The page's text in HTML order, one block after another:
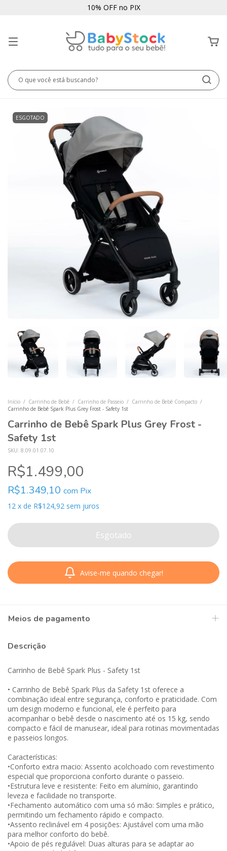
10% OFF no PIX
ESGOTADO
Início / Carrinho de Bebê / Carrinho de Passeio / Carrinho de Bebê Compacto /
Carrinho de Bebê Spark Plus Grey Frost - Safety 1st
Carrinho de Bebê Spark Plus Grey Frost -
Safety 1st
SKU: 8.09.01.07.10
R$1.499,00
R$1.349,10 com Pix
12 x de R$124,92 sem juros
Avise-me quando chegar!
Meios de pagamento
Descrição
Carrinho de Bebê Spark Plus - Safety 1st
• Carrinho de Bebê Spark Plus da Safety 1st oferece a
combinação ideal entre segurança, conforto e praticidade. Com
um design moderno e funcional, ele é perfeito para
acompanhar o bebê desde o nascimento até os 15 kg, sendo
compacto e fácil de manusear, ideal para rotinas movimentadas
e passeios longos.
Características:
•Conforto extra macio: Assento acolchoado com revestimento
especial que proporciona conforto durante o passeio.
•Estrutura leve e resistente: Feito em alumínio, garantindo
leveza e facilidade no transporte.
•Fechamento automático com uma só mão: Simples e prático,
permitindo um fechamento rápido e compacto.
•Assento reclinável em 4 posições: Ajustável com uma mão
para melhor conforto do bebê.
•Apoio de pés regulável: Duas alturas para se adaptar ao